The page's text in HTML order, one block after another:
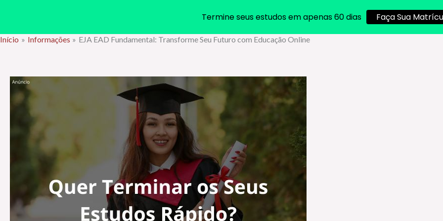
Ir
conteúdo
Início Informações EJA EAD Fundamental: Transforme Seu Futuro com Educação Online
Termine seus estudos em apenas 60 dias Faça Sua